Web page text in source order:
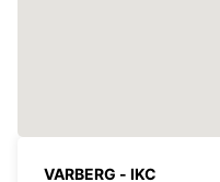
VARBERG - IKC